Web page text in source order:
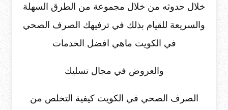
خلال حدوثه من خلال مجموعة من الطرق السهلة
والسريعة للقيام بذلك في ترفيهك الصرف الصحي
في الكويت ماهي افضل الخدمات
والعروض في مجال تسليك
الصرف الصحي في الكويت كيفية التخلص من